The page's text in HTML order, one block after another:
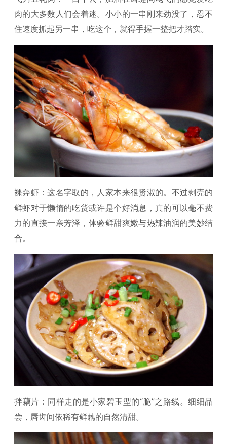
肉的大多数人们会着迷。小小的一串刚来劲没了，忍不
住速度抓起另一串，吃这个，就得手握一整把才踏实。
裸奔虾：这名字取的，人家本来很贤淑的。不过剥壳的
鲜虾对于懒惰的吃货或许是个好消息，真的可以毫不费
力的直接一亲芳泽，体验鲜甜爽嫩与热辣油润的美妙结
合。
拌藕片：同样走的是小家碧玉型的“脆”之路线。细细品
尝，唇齿间依稀有鲜藕的自然清甜。